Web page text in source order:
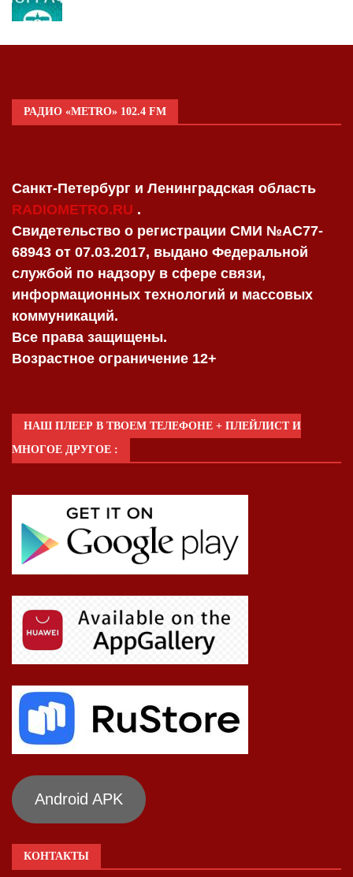
РАДИО «METRO» 102.4 FM
Санкт-Петербург и Ленинградская область
RADIOMETRO.RU .
Свидетельство о регистрации СМИ №AC77-
68943 от 07.03.2017, выдано Федеральной
службой по надзору в сфере связи,
информационных технологий и массовых
коммуникаций.
Все права защищены.
Возрастное ограничение 12+
НАШ ПЛЕЕР В ТВОЕМ ТЕЛЕФОНЕ + ПЛЕЙЛИСТ И
МНОГОЕ ДРУГОЕ :
Android APK
КОНТАКТЫ